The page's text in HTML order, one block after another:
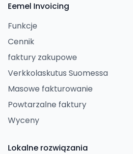
Eemel Invoicing
Funkcje
Cennik
faktury zakupowe
Verkkolaskutus Suomessa
Masowe fakturowanie
Powtarzalne faktury
Wyceny
Lokalne rozwiązania